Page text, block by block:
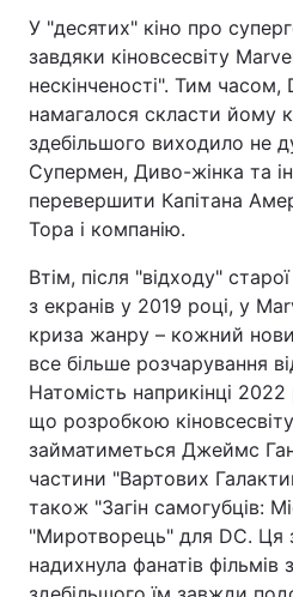
Економіка
Спорт
Техно і зв'язок
Зброя
Здоров'я
Цікавинки
Лонгріди
Відео з Youtube
Інтерв'ю
Архів
У "десятих" кіно про
завдяки кіновсесвіту
нескінченості". Тим часом,
намагалося скласти йому
здебільшого виходило не
Супермен, Диво-жінка та
перевершити Капітана
Тора і компанію.
Втім, після "відходу"
з екранів у 2019 році, у
криза жанру – кожний
все більше розчарування
Натомість наприкінці
що розробкою
займатиметься Джеймс
частини "Вартових
також "Загін самогубців:
"Миротворець" для DC. Ця
надихнула фанатів